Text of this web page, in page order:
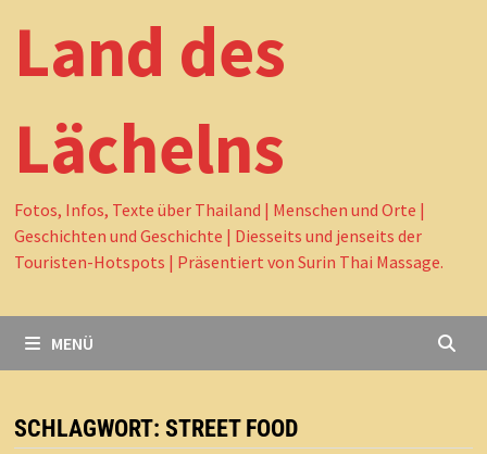
Land des
Lächelns
Fotos, Infos, Texte über Thailand | Menschen und Orte |
Geschichten und Geschichte | Diesseits und jenseits der
Touristen-Hotspots | Präsentiert von Surin Thai Massage.
MENÜ
SCHLAGWORT: STREET FOOD